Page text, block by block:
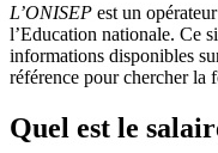
L’ONISEP est un
l’Education nationale. Ce
informations disponibles
référence pour chercher la
Quel est le